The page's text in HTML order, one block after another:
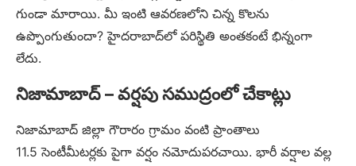
గుండా మారాయి. మీ ఇంటి ఆవరణలోని చిన్న కొలను
ఉప్పొంగుతుందా? హైదరాబాద్‌లో పరిస్థితి అంతకంటే భిన్నంగా
లేదు.
నిజామాబాద్ – వర్షపు సముద్రంలో చేకాట్లు
నిజామాబాద్ జిల్లా గౌరారం గ్రామం వంటి ప్రాంతాలు
11.5 సెంటీమీటర్లకు పైగా వర్షం నమోదుపరచాయి. భారీ వర్షాల వల్ల